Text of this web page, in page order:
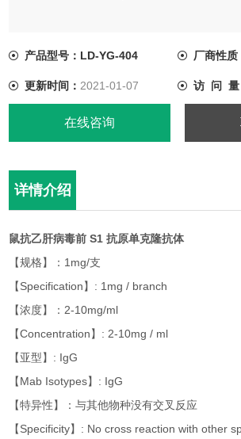
产品型号：LD-YG-404 厂商性质
更新时间： 2021-01-07 访 问 量
在线咨询
详情介绍
鼠抗乙肝病毒前 S1 抗原单克隆抗体
【规格】：1mg/支
【Specification】: 1mg / branch
【浓度】：2-10mg/ml
【Concentration】: 2-10mg / ml
【亚型】: IgG
【Mab Isotypes】: IgG
【特异性】：与其他物种没有交叉反应
【Specificity】: No cross reaction with other